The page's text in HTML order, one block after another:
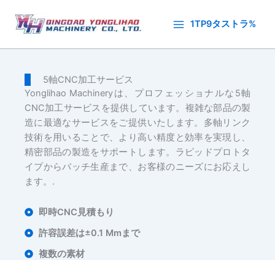
ス
1TP9タストラ%
5軸CNC加工サービス
Yonglihao Machineryは、プロフェッショナルな5軸
CNC加工サービスを提供しています。複雑な部品の製
造に最適なサービスをご提供いたします。多軸リンク
技術を用いることで、より高い精度と効率を実現し、
精密部品の製造をサポートします。ラピッドプロトタ
イプからバッチ生産まで、お客様のニーズにお応えし
ます。.
即時CNC見積もり
許容誤差は±0.1 Mmまで
複数の素材